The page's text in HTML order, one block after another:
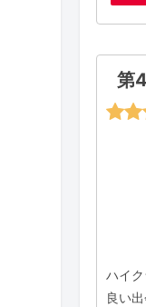
第
ハイ
良い